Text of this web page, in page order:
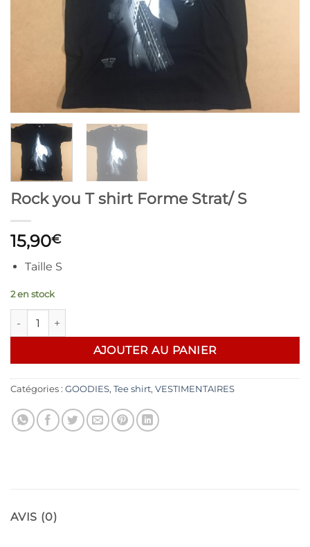
Rock you T shirt Forme Strat/ S
15,90€
Taille S
2 en stock
quantité de Rock you T shirt Forme Strat/ S
AJOUTER AU PANIER
Catégories : GOODIES, Tee shirt, VESTIMENTAIRES
AVIS (0)